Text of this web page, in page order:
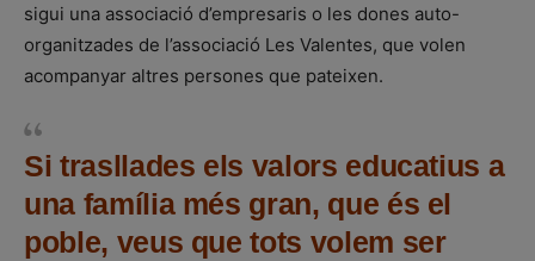
sigui una associació d’empresaris o les dones auto-
organitzades de l’associació Les Valentes, que volen
acompanyar altres persones que pateixen.
Si trasllades els valors educatius a
una família més gran, que és el
poble, veus que tots volem ser